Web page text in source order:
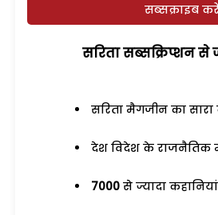
सब्सक्राइब
सरिता सब्सक्रिप्शन से
सरिता मैगजीन का
देश विदेश के राजनैतिक
7000 से ज्यादा कहानियां